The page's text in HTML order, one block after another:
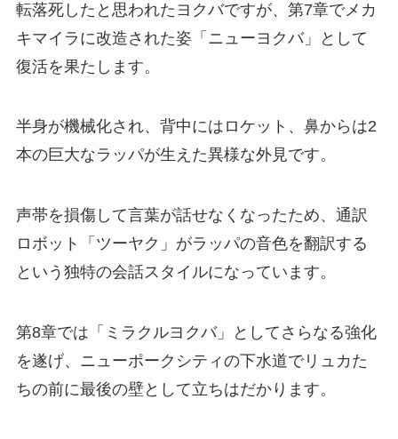
転落死したと思われたヨクバですが、第7章でメカ
キマイラに改造された姿「ニューヨクバ」として
復活を果たします。
半身が機械化され、背中にはロケット、鼻からは2
本の巨大なラッパが生えた異様な外見です。
声帯を損傷して言葉が話せなくなったため、通訳
ロボット「ツーヤク」がラッパの音色を翻訳する
という独特の会話スタイルになっています。
第8章では「ミラクルヨクバ」としてさらなる強化
を遂げ、ニューポークシティの下水道でリュカた
ちの前に最後の壁として立ちはだかります。